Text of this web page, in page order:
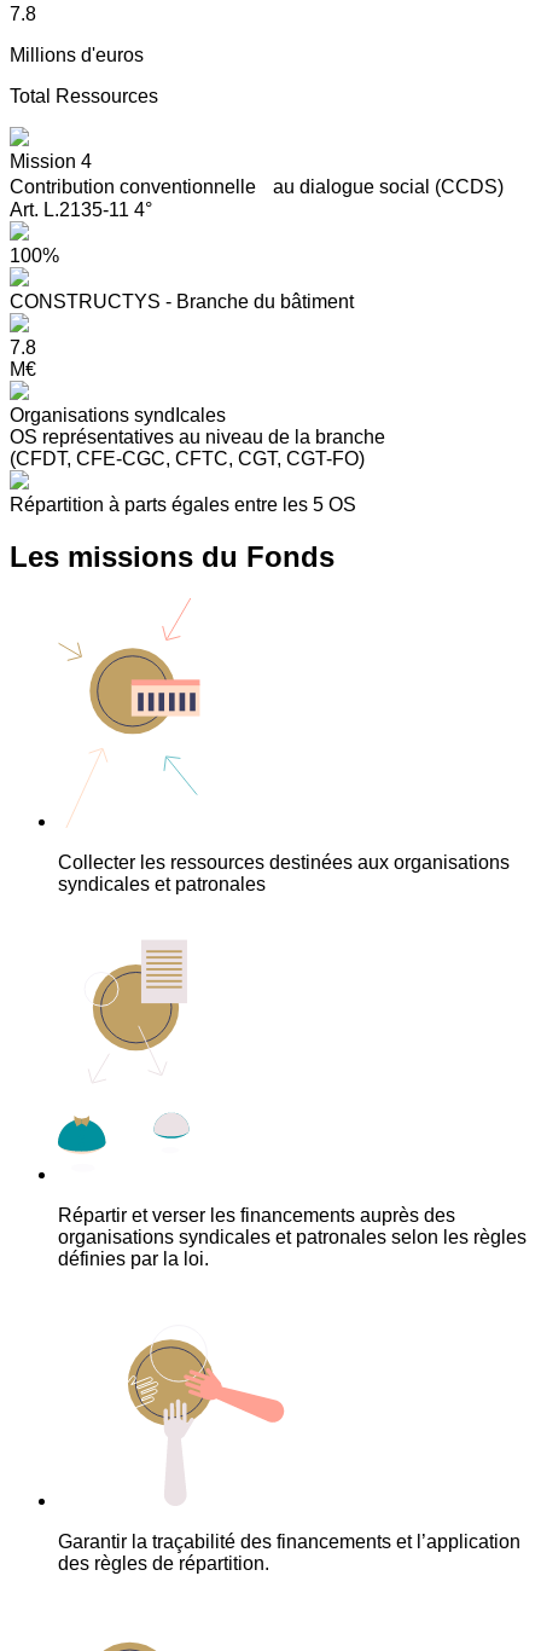
7.8
Millions d'euros
Total Ressources
Mission 4
Contribution conventionnelle au dialogue social (CCDS)
Art. L.2135-11 4°
100%
CONSTRUCTYS - Branche du bâtiment
7.8
M€
Organisations syndIcales
OS représentatives au niveau de la branche
(CFDT, CFE-CGC, CFTC, CGT, CGT-FO)
Répartition à parts égales entre les 5 OS
Les missions du Fonds
Collecter les ressources destinées aux organisations
syndicales et patronales
Répartir et verser les financements auprès des
organisations syndicales et patronales selon les règles
définies par la loi.
Garantir la traçabilité des financements et l’application
des règles de répartition.